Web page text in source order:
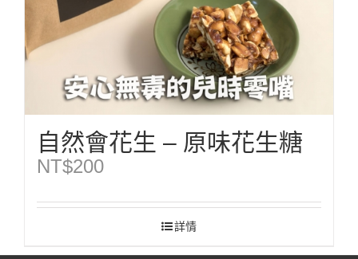
自然會花生 – 原味花生糖
NT$200
詳情